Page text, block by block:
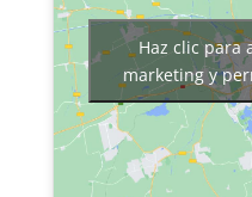
Haz clic para
marketing y